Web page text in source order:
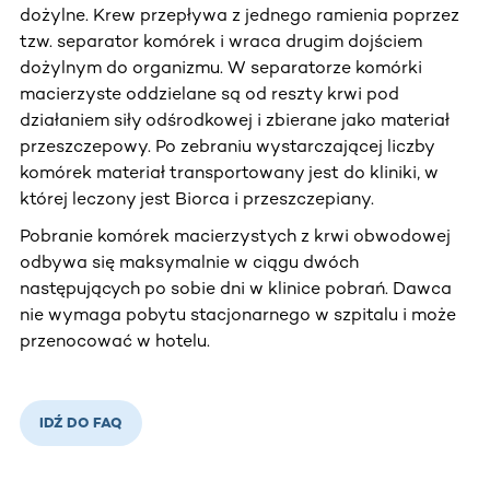
dożylne. Krew przepływa z jednego ramienia poprzez
tzw. separator komórek i wraca drugim dojściem
dożylnym do organizmu. W separatorze komórki
macierzyste oddzielane są od reszty krwi pod
działaniem siły odśrodkowej i zbierane jako materiał
przeszczepowy. Po zebraniu wystarczającej liczby
komórek materiał transportowany jest do kliniki, w
której leczony jest Biorca i przeszczepiany.
Pobranie komórek macierzystych z krwi obwodowej
odbywa się maksymalnie w ciągu dwóch
następujących po sobie dni w klinice pobrań. Dawca
nie wymaga pobytu stacjonarnego w szpitalu i może
przenocować w hotelu.
IDŹ DO FAQ